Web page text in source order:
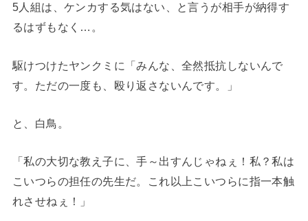
5人組は、ケンカする気はない、と言うが相手が納得す
るはずもなく…。
駆けつけたヤンクミに「みんな、全然抵抗しないんで
す。ただの一度も、殴り返さないんです。」
と、白鳥。
「私の大切な教え子に、手～出すんじゃねぇ！私？私は
こいつらの担任の先生だ。これ以上こいつらに指一本触
れさせねぇ！」